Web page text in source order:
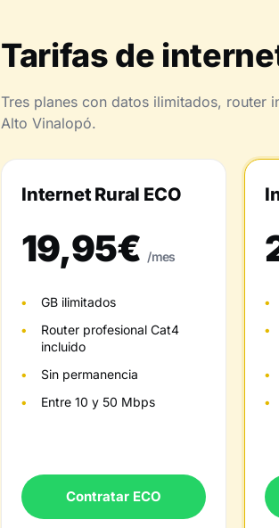
Tarifas de
Tres planes con datos ilimitados, router
Alto Vinalopó.
Internet Rural ECO
19,95€ /mes
GB ilimitados
Router profesional Cat4
incluido
Sin permanencia
Entre 10 y 50 Mbps
Contratar ECO